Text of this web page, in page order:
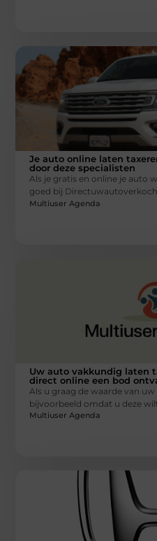
Je auto online laten
door deze specialisten
Als je gratis en online je auto
goed bij
Multiuser Agenda
Uw auto vakkundig laten
direct online een bod
Als u graag de waarde van
bijvoorbeeld omdat u deze
Multiuser Agenda